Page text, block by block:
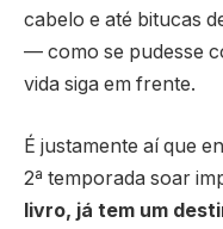
cabelo e até bitucas
— como se pudesse
vida siga em frente.
É justamente aí que
2ª temporada soar
livro, já tem um